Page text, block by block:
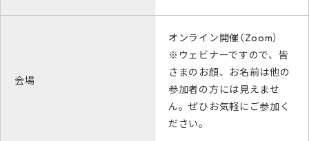
会場
オンライン開催（Zoom）
※ウェビナーですので、皆
さまのお顔、お名前は他の
参加者の方には見えませ
ん。ぜひお気軽にご参加く
ださい。